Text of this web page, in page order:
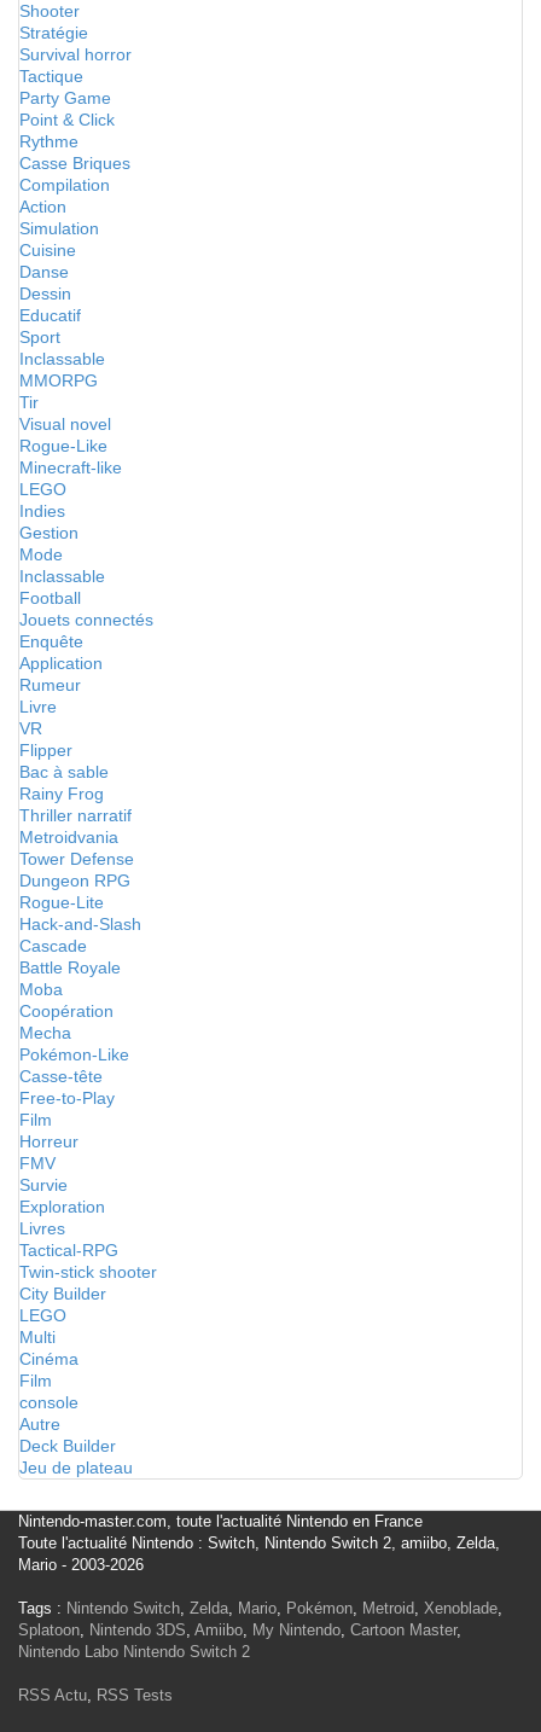
Shooter
Stratégie
Survival horror
Tactique
Party Game
Point & Click
Rythme
Casse Briques
Compilation
Action
Simulation
Cuisine
Danse
Dessin
Educatif
Sport
Inclassable
MMORPG
Tir
Visual novel
Rogue-Like
Minecraft-like
LEGO
Indies
Gestion
Mode
Inclassable
Football
Jouets connectés
Enquête
Application
Rumeur
Livre
VR
Flipper
Bac à sable
Rainy Frog
Thriller narratif
Metroidvania
Tower Defense
Dungeon RPG
Rogue-Lite
Hack-and-Slash
Cascade
Battle Royale
Moba
Coopération
Mecha
Pokémon-Like
Casse-tête
Free-to-Play
Film
Horreur
FMV
Survie
Exploration
Livres
Tactical-RPG
Twin-stick shooter
City Builder
LEGO
Multi
Cinéma
Film
console
Autre
Deck Builder
Jeu de plateau
Nintendo-master.com, toute l'actualité Nintendo en France
Toute l'actualité Nintendo : Switch, Nintendo Switch 2, amiibo, Zelda,
Mario - 2003-2026
Tags : Nintendo Switch, Zelda, Mario, Pokémon, Metroid, Xenoblade,
Splatoon, Nintendo 3DS, Amiibo, My Nintendo, Cartoon Master,
Nintendo Labo Nintendo Switch 2
RSS Actu, RSS Tests